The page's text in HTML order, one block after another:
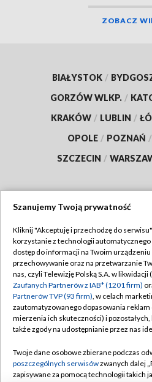
ZOBACZ
BIAŁYSTOK /
GORZÓW WLKP. /
KRAKÓW / LUBLIN /
OPOLE / POZNAŃ /
SZCZECIN /
TVP
Abonament TVP
Emisja w TVP
Centrum informacji TVP
Naziemna Telewizja Cyfrowa
Rada Programowa
Polityka
Moje
Szanujemy Twoją prywatność
Kliknij "Akceptuję i przechodzę do
korzystanie z technologii automatycznego
dostęp do informacji na Twoim
przechowywanie oraz na przetwarzanie
nas, czyli Telewizję Polską S.A. w likwidacji
Zaufanych Partnerów z IAB* (1201 firm)
Partnerów TVP (93 firm), w celach
zautomatyzowanego dopasowania
mierzenia ich skuteczności) i
także zgody na udostępnianie przez nas
Twoje dane osobowe zbierane podczas
poszczególnych serwisówzwanych dalej
zapisywane za pomocą technologii takich